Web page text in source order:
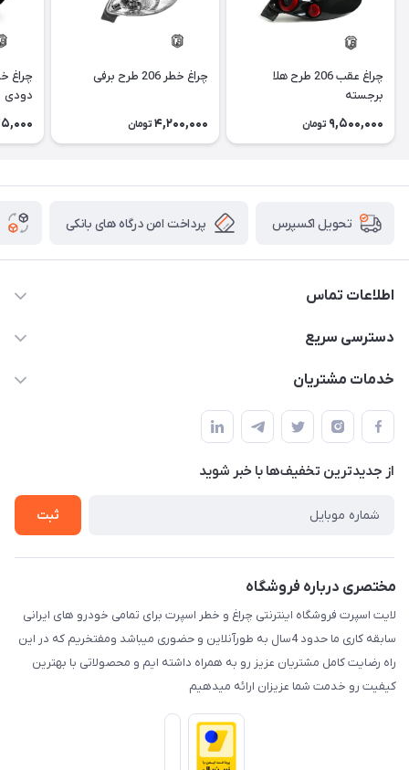
چراغ عقب 206 طرح هلا
برجسته
9,500,000 تومان
چراغ خطر 206 طرح برفی
4,200,000 تومان
دودی
تحویل اکسپرس پرداخت امن درگاه های بانکی
اطلاعات تماس
09012926386
دسترسی سریع
حساب کاربری
لیست محصولات
درباره ما
خدمات مشتریان
قوانین و مقررات
حریم خصوصی
راهنما
از جدید‌ترین تخفیف‌ها با‌ خبر شوید
ثبت
مختصری درباره فروشگاه
لایت اسپرت فروشگاه اینترنتی چراغ و خطر اسپرت برای تمامی خودرو های ایرانی
سابقه کاری ما حدود 4سال به طورآنلاین و حضوری میباشد ومفتخریم که در این
راه رضایت کامل مشتریان عزیز رو به همراه داشته ایم و محصولاتی با بهترین
کیفیت رو خدمت شما عزیزان ارائه میدهیم